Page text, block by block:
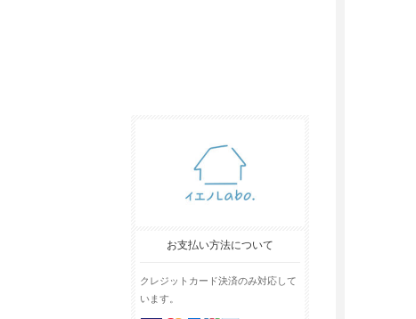
お支払い方法について
クレジットカード決済のみ対応して
います。